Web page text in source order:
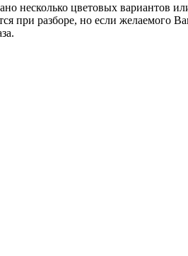
несколько цветовых вариантов
при разборе, но если желаемого